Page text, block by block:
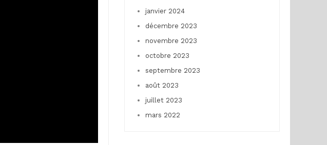
janvier 2024
décembre 2023
novembre 2023
octobre 2023
septembre 2023
août 2023
juillet 2023
mars 2022